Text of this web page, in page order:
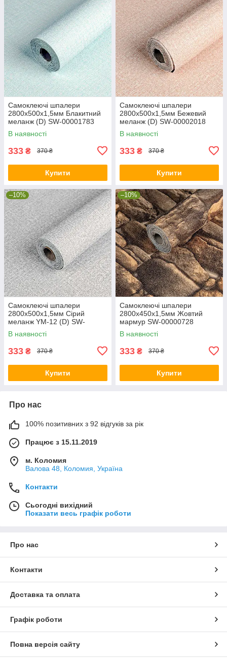
Самоклеючі шпалери
2800х500х1,5мм Блакитний
меланж (D) SW-00001783
В наявності
333 ₴ 370 ₴
Купити
Самоклеючі шпалери
2800х500х1,5мм Бежевий
меланж (D) SW-00002018
В наявності
333 ₴ 370 ₴
Купити
–10%
Самоклеючі шпалери
2800х500х1,5мм Сірий
меланж YM-12 (D) SW-
00002020
В наявності
333 ₴ 370 ₴
Купити
–10%
Самоклеючі шпалери
2800х450х1,5мм Жовтий
мармур SW-00000728
В наявності
333 ₴ 370 ₴
Купити
Про нас
100% позитивних з 92 відгуків за рік
Працює з 15.11.2019
м. Коломия
Валова 48, Коломия, Україна
Контакти
Сьогодні вихідний
Показати весь графік роботи
Про нас
Контакти
Доставка та оплата
Графік роботи
Повна версія сайту